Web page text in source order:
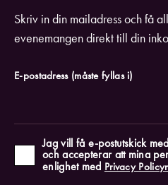
Skriv in din mailadress och få
evenemangen direkt till din
E-postadress (måste fyllas i)
Jag vill få e-postutskick
och accepterar att mina
enlighet med Privacy